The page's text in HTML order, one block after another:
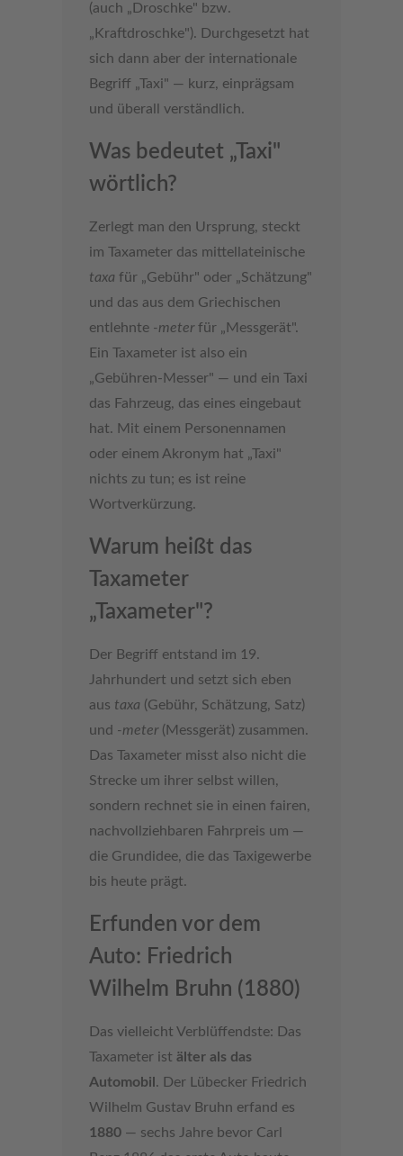
(auch „Droschke" bzw.
„Kraftdroschke"). Durchgesetzt hat
sich dann aber der internationale
Begriff „Taxi" — kurz, einprägsam
und überall verständlich.
Was bedeutet „Taxi"
wörtlich?
Zerlegt man den Ursprung, steckt
im Taxameter das mittellateinische
taxa für „Gebühr" oder „Schätzung"
und das aus dem Griechischen
entlehnte -meterfür „Messgerät".
Ein Taxameter ist also ein
„Gebühren-Messer" — und ein Taxi
das Fahrzeug, das eines eingebaut
hat. Mit einem Personennamen
oder einem Akronym hat „Taxi"
nichts zu tun; es ist reine
Wortverkürzung.
Warum heißt das
Taxameter
„Taxameter"?
Der Begriff entstand im 19.
Jahrhundert und setzt sich eben
aus taxa (Gebühr, Schätzung, Satz)
und -meter(Messgerät) zusammen.
Das Taxameter misst also nicht die
Strecke um ihrer selbst willen,
sondern rechnet sie in einen fairen,
nachvollziehbaren Fahrpreis um —
die Grundidee, die das Taxigewerbe
bis heute prägt.
Erfunden vor dem
Auto: Friedrich
Wilhelm Bruhn (1880)
Das vielleicht Verblüffendste: Das
Taxameter ist älter als das
Automobil . Der Lübecker Friedrich
Wilhelm Gustav Bruhn erfand es
1880 — sechs Jahre bevor Carl